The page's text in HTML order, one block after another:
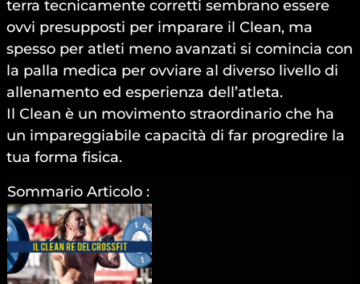
terra tecnicamente corretti sembrano essere
ovvi presupposti per imparare il Clean, ma
spesso per atleti meno avanzati si comincia con
la palla medica per ovviare al diverso livello di
allenamento ed esperienza dell’atleta.
Il Clean è un movimento straordinario che ha
un impareggiabile capacità di far progredire la
tua forma fisica.
Sommario Articolo :